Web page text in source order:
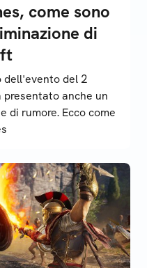
come sono
di
dell'evento del 2
anche un
di rumore. Ecco come